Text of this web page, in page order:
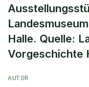
Halle. Quelle:
Vorgeschichte
AUTOR